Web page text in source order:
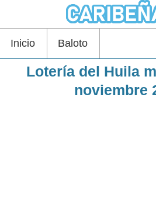
Inicio Baloto
Lotería del Huila
noviembre